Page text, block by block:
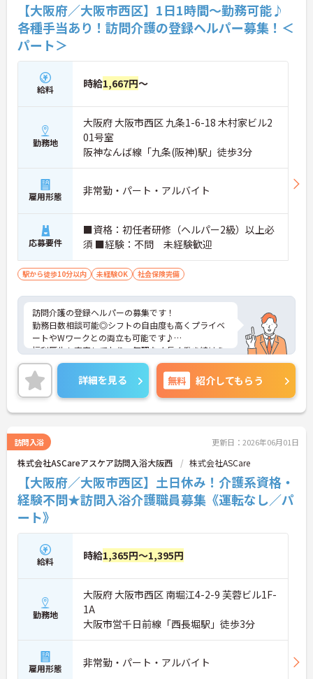
【大阪府／大阪市西区】1日1時間～勤務可能♪
各種手当あり！訪問介護の登録ヘルパー募集！＜
パート＞
給料 時給1,667円～
勤務地
大阪府 大阪市西区 九条1-6-18 木村家ビル2
01号室
阪神なんば線「九条(阪神)駅」徒歩3分
雇用形態 非常勤・パート・アルバイト
応募要件
■資格：初任者研修（ヘルパー2級）以上必
須 ■経験：不問 未経験歓迎
駅から徒歩10分以内 未経験OK 社会保険完備
訪問介護の登録ヘルパーの募集です！
勤務日数相談可能◎シフトの自由度も高くプライベ
ートやWワークとの両立も可能です♪
福利厚生も充実しており、無理なく長く働き続けら
れる職場です。
ご興味のある方には、面接対策ポイントなどさらに
詳細をお話いたしますので、お気軽にご相談くださ
い。
詳細を見る 無料 紹介してもらう
訪問入浴 更新日：2026年06月01日
株式会社ASCareアスケア訪問入浴大阪西 株式会社ASCare
【大阪府／大阪市西区】土日休み！介護系資格・
経験不問★訪問入浴介護職員募集《運転なし／パ
ート》
給料 時給1,365円～1,395円
勤務地
大阪府 大阪市西区 南堀江4-2-9 芙蓉ビル1F-
1A
大阪市営千日前線「西長堀駅」徒歩3分
雇用形態 非常勤・パート・アルバイト